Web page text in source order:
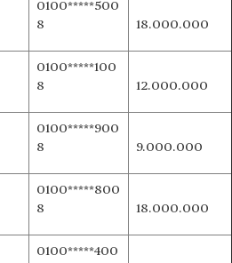
0100*****500
8
18.000.000
0100*****100
8
12.000.000
0100*****900
8
9.000.000
0100*****800
8
18.000.000
0100*****400